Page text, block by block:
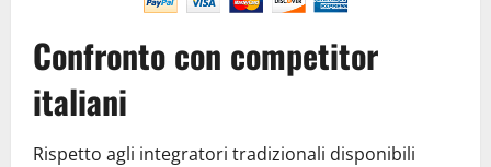
Confronto con competitor
italiani
Rispetto agli integratori tradizionali disponibili